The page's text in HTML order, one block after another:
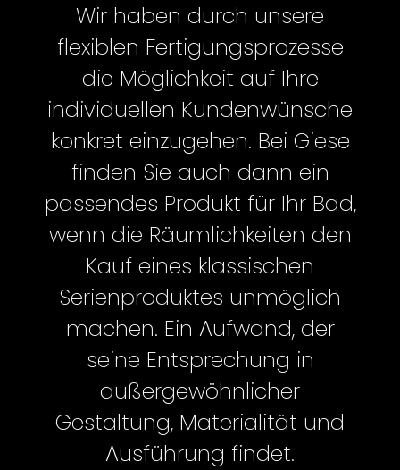
Wir haben durch unsere
flexiblen Fertigungsprozesse
die Möglichkeit auf Ihre
individuellen Kundenwünsche
konkret einzugehen. Bei Giese
finden Sie auch dann ein
passendes Produkt für Ihr Bad,
wenn die Räumlichkeiten den
Kauf eines klassischen
Serienproduktes unmöglich
machen. Ein Aufwand, der
seine Entsprechung in
außergewöhnlicher
Gestaltung, Materialität und
Ausführung findet.